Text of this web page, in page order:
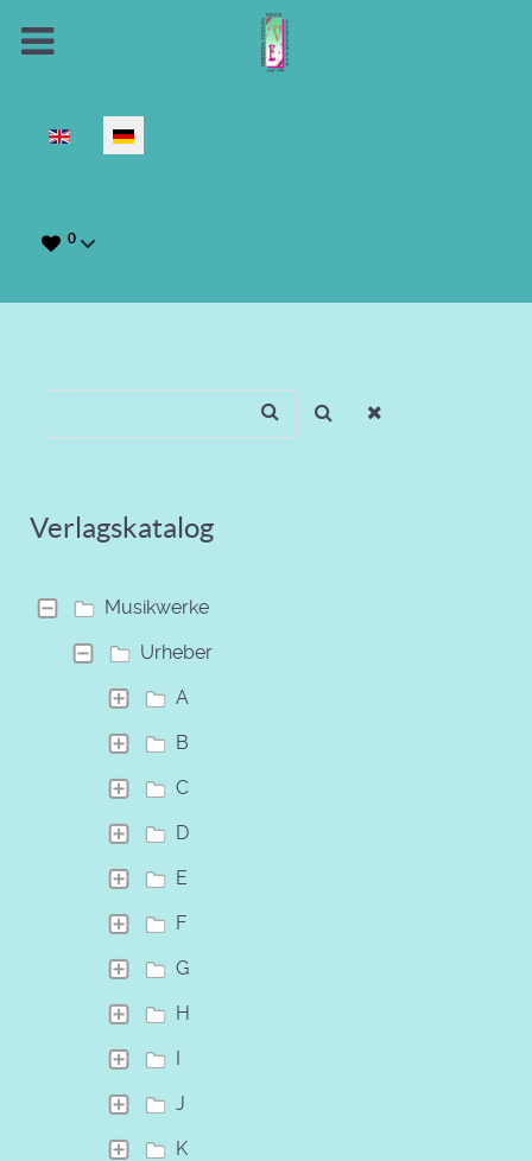
Sprache auswählen
0
Verlagskatalog
Musikwerke
Urheber
A
B
C
D
E
F
G
H
I
J
K